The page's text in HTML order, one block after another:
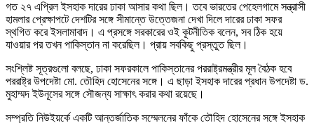
গত ২৭ এপ্রিল ইসহাক দারের ঢাকা আসার কথা ছিল। তবে ভারতের পেহেলগামে সন্ত্রাসী
হামলার প্রেক্ষাপটে দেশটির সঙ্গে সীমান্তে উত্তেজনা দেখা দিলে দারের ঢাকা সফর
স্থগিত করে ইসলামাবাদ। এ প্রসঙ্গে সরকারের ওই কূটনীতিক বলেন, সব ঠিক হয়ে
যাওয়ার পর তখন পাকিস্তান না করেছিল। প্রায় সবকিছু প্রস্তুত ছিল।
সংশ্লিষ্ট সূত্রগুলো বলছে, ঢাকা সফরকালে পাকিস্তানের পররাষ্ট্রমন্ত্রীর মূল বৈঠক হবে
পররাষ্ট্র উপদেষ্টা মো. তৌহিদ হোসেনের সঙ্গে। এ ছাড়া ইসহাক দারের প্রধান উপদেষ্টা ড.
মুহাম্মদ ইউনূসের সঙ্গে সৌজন্য সাক্ষাৎ করার কথা রয়েছে।
সম্প্রতি নিউইয়র্কে একটি আন্তর্জাতিক সম্মেলনের ফাঁকে তৌহিদ হোসেনের সঙ্গে ইসহাক